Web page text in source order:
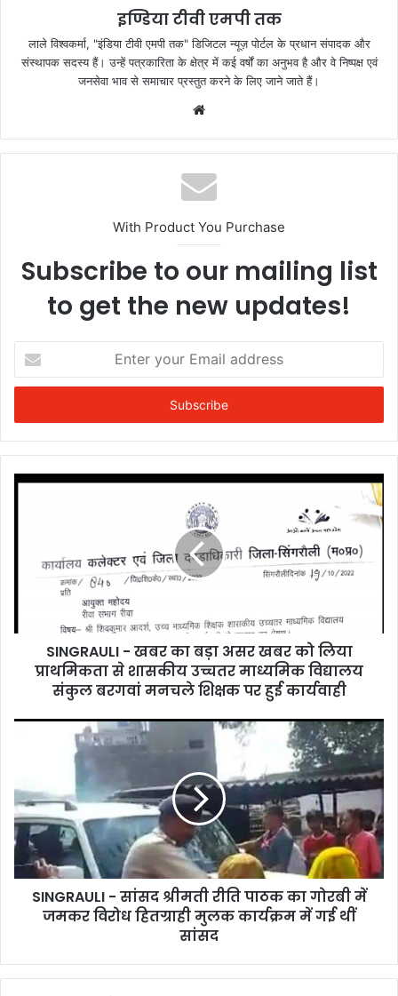
इण्डिया टीवी एमपी तक
लाले विश्वकर्मा, "इंडिया टीवी एमपी तक" डिजिटल न्यूज़ पोर्टल के प्रधान संपादक और
संस्थापक सदस्य हैं। उन्हें पत्रकारिता के क्षेत्र में कई वर्षों का अनुभव है और वे निष्पक्ष एवं
जनसेवा भाव से समाचार प्रस्तुत करने के लिए जाने जाते हैं।
With Product You Purchase
Subscribe to our mailing list
to get the new updates!
your
Email
SINGRAULI - खबर का बड़ा असर खबर को लिया
प्राथमिकता से शासकीय उच्चतर माध्यमिक विद्यालय
संकुल बरगवां मनचले शिक्षक पर हुई कार्यवाही
SINGRAULI - सांसद श्रीमती रीति पाठक का गोरबी में
जमकर विरोध हितग्राही मुलक कार्यक्रम में गई थीं
सांसद